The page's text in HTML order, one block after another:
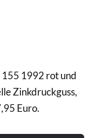
1992 rot und
Zinkdruckguss,
Euro.